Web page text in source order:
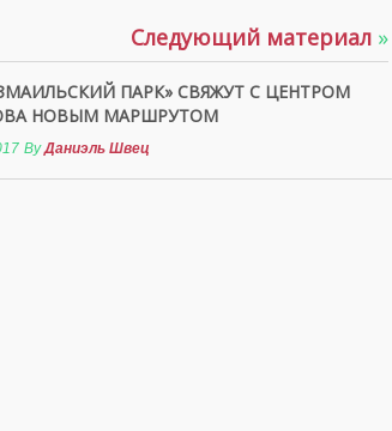
Следующий материал »
ПАРК» СВЯЖУТ С ЦЕНТРОМ
НОВЫМ МАРШРУТОМ
ByДаниэль Швец